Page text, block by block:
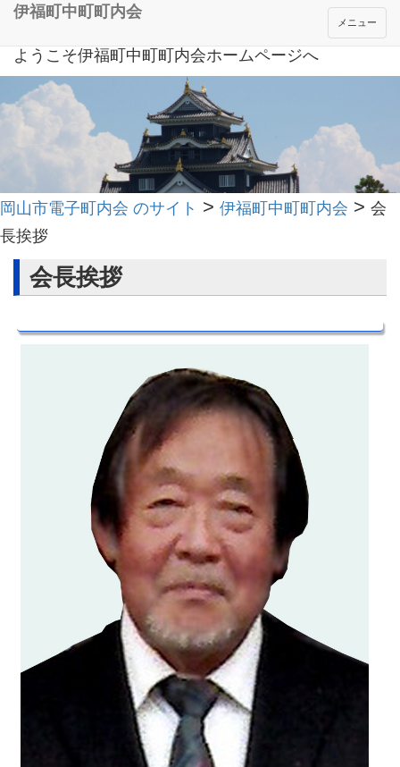
ようこそ伊福町中町町内会ホームページへ
メニュー
伊福町中町町内会
岡山市電子町内会 のサイト > 伊福町中町町内会 > 会
長挨拶
会長挨拶